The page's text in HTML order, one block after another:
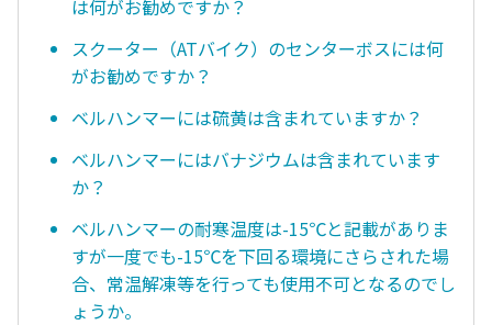
は何がお勧めですか？
スクーター（ATバイク）のセンターボスには何
がお勧めですか？
ベルハンマーには硫黄は含まれていますか？
ベルハンマーにはバナジウムは含まれています
か？
ベルハンマーの耐寒温度は-15℃と記載がありま
すが一度でも-15℃を下回る環境にさらされた場
合、常温解凍等を行っても使用不可となるのでし
ょうか。